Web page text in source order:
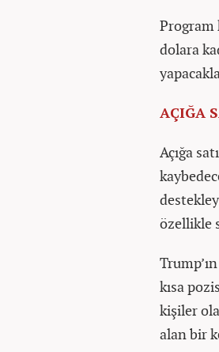
Program
dolara
AÇIĞA
Açığa
özellikle
kısa
kişiler
alan bir